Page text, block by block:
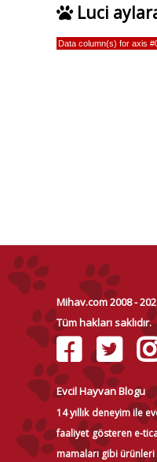
Luci
Data column(s) for axis
Mihav.com 2008 -
Tüm hakları saklıdır.
Evcil Hayvan Blogu
14 yıllık deneyim ile
faaliyet gösteren e-
mamaları gibi